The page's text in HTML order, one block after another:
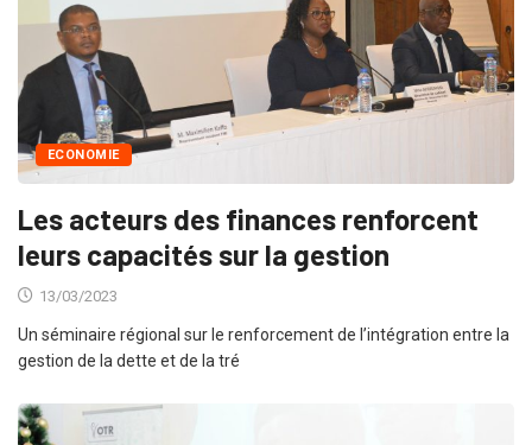
ECONOMIE
Les acteurs des finances renforcent
leurs capacités sur la gestion
13/03/2023
Un séminaire régional sur le renforcement de l’intégration entre la
gestion de la dette et de la tré